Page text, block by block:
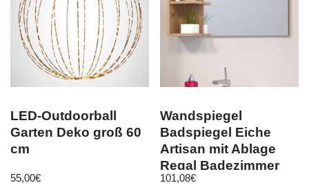
LED-Outdoorball
Garten Deko groß 60
cm
55,00€
Wandspiegel
Badspiegel Eiche
Artisan mit Ablage
Regal Badezimmer
Möbel 79×67 Geo
101,08€